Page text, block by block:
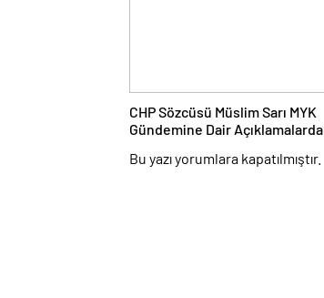
CHP Sözcüsü Müslim Sarı MYK
Gündemine Dair Açıklamalarda
Yapıldı
Bu yazı yorumlara kapatılmıştır.